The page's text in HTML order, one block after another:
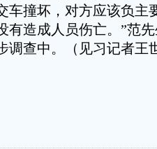
车撞坏，对方应该负主
有造成人员伤亡。”范
调查中。（见习记者王